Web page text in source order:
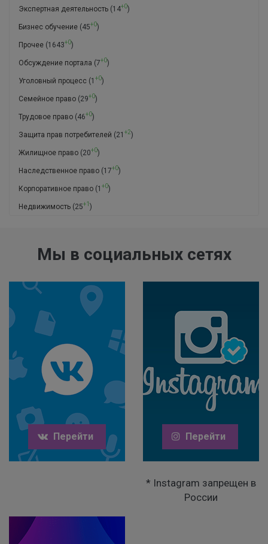
Экспертная деятельность (14+0)
Бизнес обучение (45+0)
Прочее (1643+0)
Обсуждение портала (7+0)
Уголовный процесс (1 +0)
Семейное право (29+0)
Трудовое право (46+0)
Защита прав потребителей (21 +2)
Жилищное право (20+0)
Наследственное право (17+0)
Корпоративное право (1 +0)
Недвижимость (25+1 )
Мы в социальных сетях
Перейти Перейти
* Instagram запрещен в
России